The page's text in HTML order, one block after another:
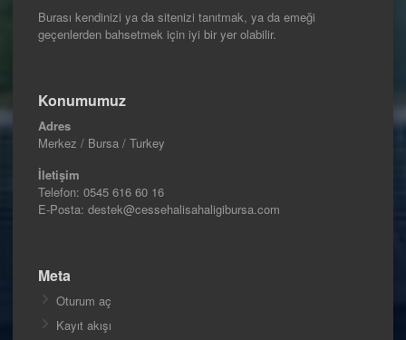
Burası kendinizi ya da sitenizi tanıtmak, ya da emeği
geçenlerden bahsetmek için iyi bir yer olabilir.
Konumumuz
Adres
Merkez / Bursa / Turkey
İletişim
Telefon: 0545 616 60 16
E-Posta: destek@cessehalisahaligibursa.com
Meta
Oturum aç
Kayıt akışı